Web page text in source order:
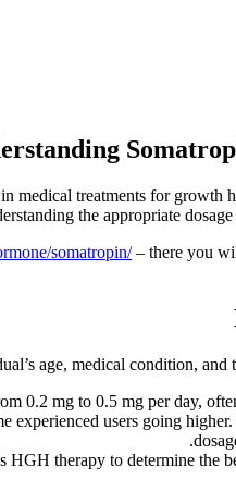
treatments for growth
the appropriate
somatropin/– there you
age, medical condition, and
0.2 mg to 0.5 mg per day,
users going
therapy to determine the